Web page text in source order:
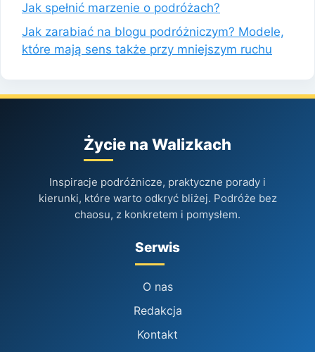
Jak spełnić marzenie o podróżach?
Jak zarabiać na blogu podróżniczym? Modele,
które mają sens także przy mniejszym ruchu
Życie na Walizkach
Inspiracje podróżnicze, praktyczne porady i
kierunki, które warto odkryć bliżej. Podróże bez
chaosu, z konkretem i pomysłem.
Serwis
O nas
Redakcja
Kontakt